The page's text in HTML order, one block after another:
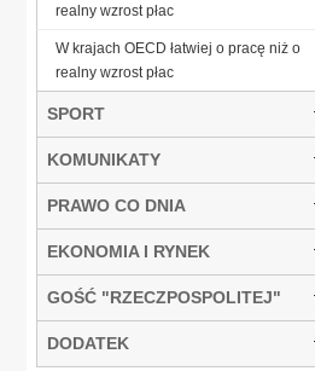
realny wzrost płac
W krajach OECD łatwiej o pracę niż o
realny wzrost płac
SPORT
KOMUNIKATY
PRAWO CO DNIA
EKONOMIA I RYNEK
GOŚĆ "RZECZPOSPOLITEJ"
DODATEK